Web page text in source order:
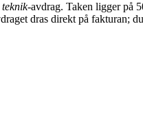
-avdrag. Taken ligger på
dras direkt på fakturan;